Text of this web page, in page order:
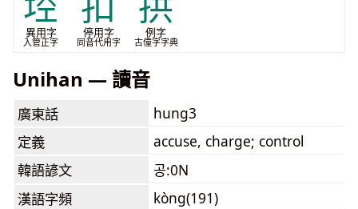
異用字
入管正字
停用字
同音代用字
例字
古僮字字典
Unihan — 讀音
廣東話
hung3
定義
accuse, charge; control
韓語諺文
공:0N
漢語字頻
kòng(191)